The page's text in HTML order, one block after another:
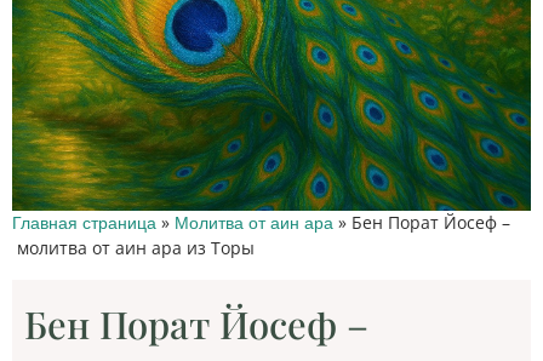
Главная страница » Молитва от аин ара » Бен Порат Йосеф –
молитва от аин ара из Торы
Бен Порат Йосеф –